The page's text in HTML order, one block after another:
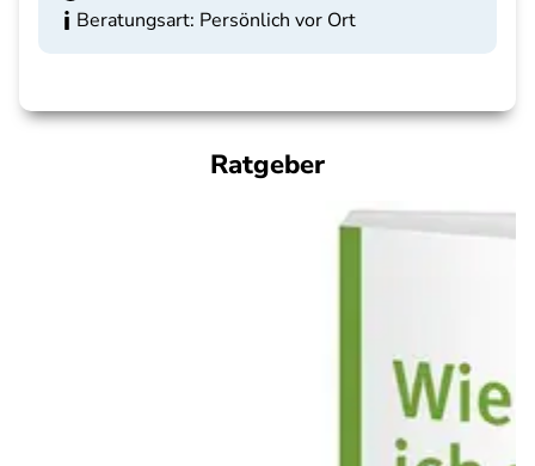
Beratungsart: Persönlich vor Ort
Ratgeber